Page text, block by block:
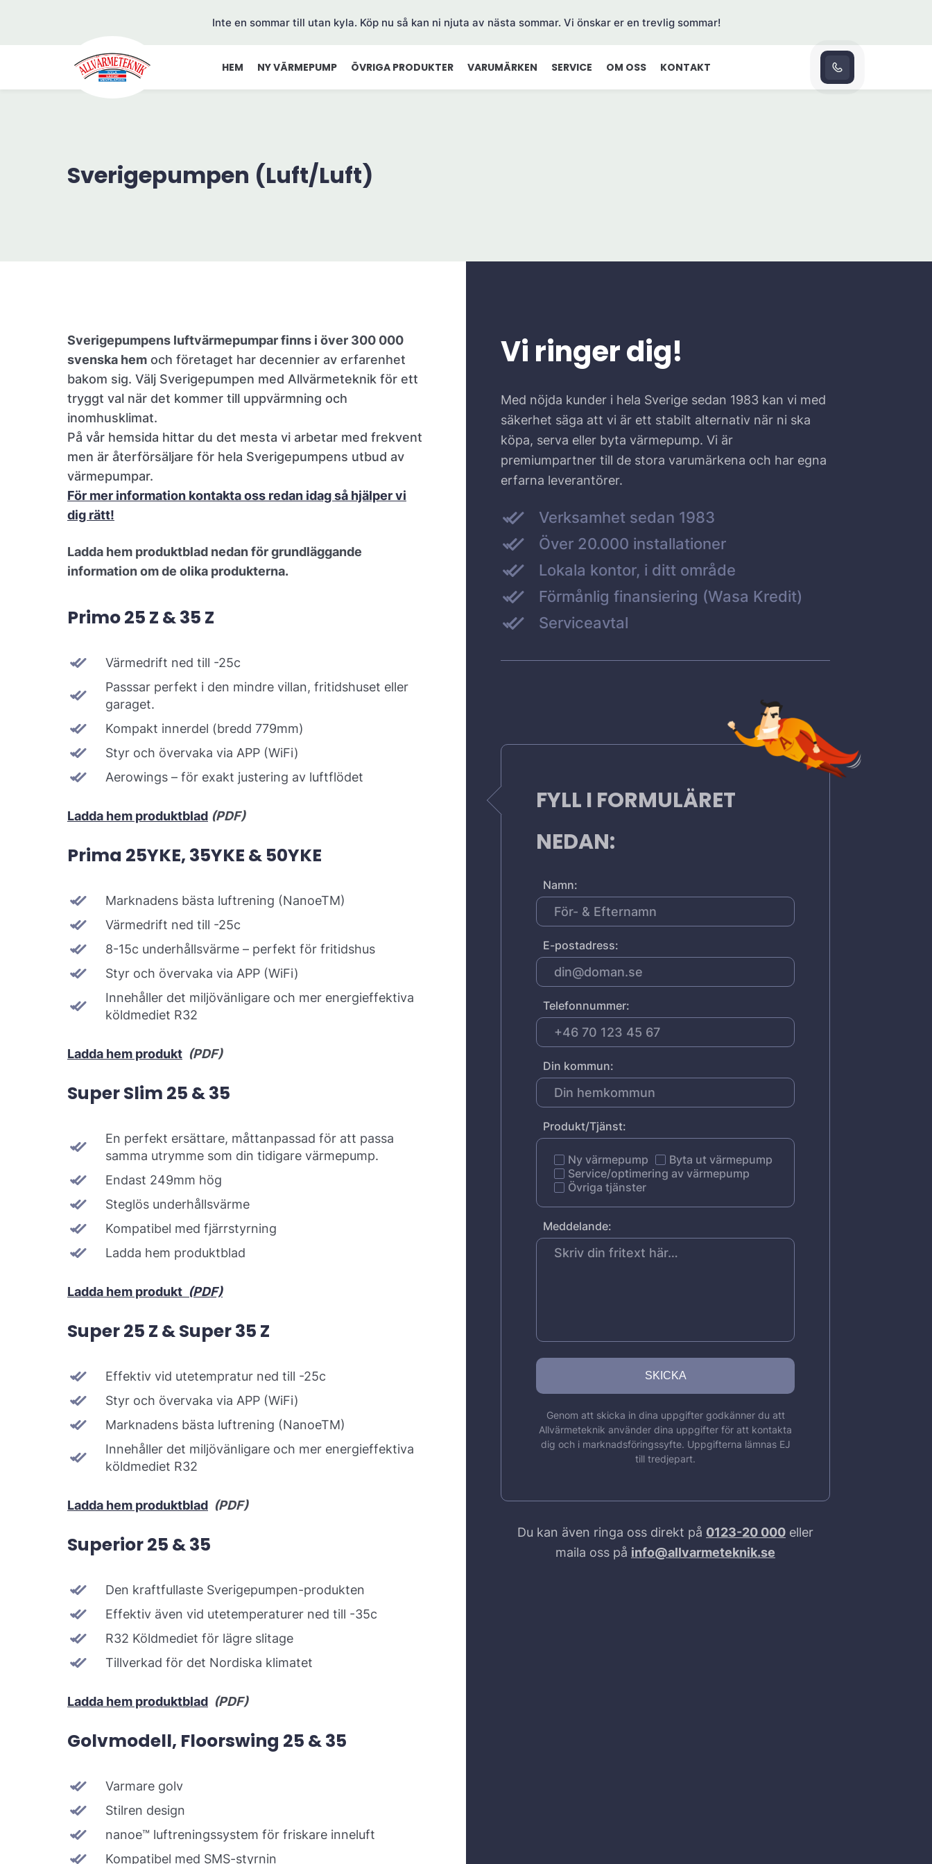
Inte en sommar till utan kyla. Köp nu så kan ni njuta av nästa sommar. Vi önskar er en trevlig sommar!
HEM NY VÄRMEPUMP ÖVRIGA PRODUKTER VARUMÄRKEN SERVICE OM OSS KONTAKT
Sverigepumpen (Luft/Luft)
Sverigepumpens luftvärmepumpar finns i över 300 000
svenska hem och företaget har decennier av erfarenhet
bakom sig. Välj Sverigepumpen med Allvärmeteknik för ett
tryggt val när det kommer till uppvärmning och
inomhusklimat.
På vår hemsida hittar du det mesta vi arbetar med frekvent
men är återförsäljare för hela Sverigepumpens utbud av
värmepumpar.
För mer information kontakta oss redan idag så hjälper vi
dig rätt!
Ladda hem produktblad nedan för grundläggande
information om de olika produkterna.
Primo 25 Z & 35 Z
Värmedrift ned till -25c
Passsar perfekt i den mindre villan, fritidshuset eller
garaget.
Kompakt innerdel (bredd 779mm)
Styr och övervaka via APP (WiFi)
Aerowings – för exakt justering av luftflödet
Ladda hem produktblad (PDF)
Prima 25YKE, 35YKE & 50YKE
Marknadens bästa luftrening (NanoeTM)
Värmedrift ned till -25c
8-15c underhållsvärme – perfekt för fritidshus
Styr och övervaka via APP (WiFi)
Innehåller det miljövänligare och mer energieffektiva
köldmediet R32
Ladda hem produkt (PDF)
Super Slim 25 & 35
En perfekt ersättare, måttanpassad för att passa
samma utrymme som din tidigare värmepump.
Endast 249mm hög
Steglös underhållsvärme
Kompatibel med fjärrstyrning
Ladda hem produktblad
Ladda hem produkt (PDF)
Super 25 Z & Super 35 Z
Effektiv vid utetempratur ned till -25c
Styr och övervaka via APP (WiFi)
Marknadens bästa luftrening (NanoeTM)
Innehåller det miljövänligare och mer energieffektiva
köldmediet R32
Ladda hem produktblad (PDF)
Superior 25 & 35
Den kraftfullaste Sverigepumpen-produkten
Effektiv även vid utetemperaturer ned till -35c
R32 Köldmediet för lägre slitage
Tillverkad för det Nordiska klimatet
Ladda hem produktblad (PDF)
Golvmodell, Floorswing 25 & 35
Varmare golv
Stilren design
nanoe™ luftreningssystem för friskare inneluft
Kompatibel med SMS-styrnin
Vi ringer dig!
Med nöjda kunder i hela Sverige sedan 1983 kan vi med
säkerhet säga att vi är ett stabilt alternativ när ni ska
köpa, serva eller byta värmepump. Vi är
premiumpartner till de stora varumärkena och har egna
erfarna leverantörer.
Verksamhet sedan 1983
Över 20.000 installationer
Lokala kontor, i ditt område
Förmånlig finansiering (Wasa Kredit)
Serviceavtal
FYLL I FORMULÄRET
NEDAN:
Namn:
E-postadress:
Telefonnummer:
Din kommun:
Produkt/Tjänst:
Ny värmepump
Byta ut värmepump
Service/optimering av värmepump
Övriga tjänster
Meddelande:
Genom att skicka in dina uppgifter godkänner du att
Allvärmeteknik använder dina uppgifter för att kontakta
dig och i marknadsföringssyfte. Uppgifterna lämnas EJ
till tredjepart.
Du kan även ringa oss direkt på 0123-20 000 eller
maila oss på info@allvarmeteknik.se